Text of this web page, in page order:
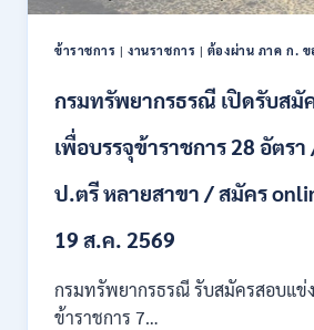
หลาย
/
ต้อง
ภาค
ของ
/
เดือน
18150
ข้าราชการ |งานราชการ | ต้องผ่าน ภาค ก.
กรมทรัพยากรธรณี เปิดรับสมั
เพื่อบรรจุข้าราชการ 28 อัตร
ป.ตรี หลายสาขา / สมัคร
19 ส.ค. 2569
กรมทรัพยากรธรณี รับสมัครสอบแข่
ข้าราชการ 7…